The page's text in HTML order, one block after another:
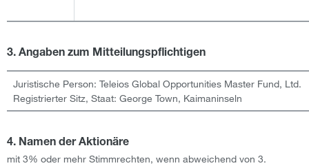
3. Angaben zum Mitteilungspflichtigen
Juristische Person: Teleios Global Opportunities Master Fund, Ltd.
Registrierter Sitz, Staat: George Town, Kaimaninseln
4. Namen der Aktionäre
mit 3% oder mehr Stimmrechten, wenn abweichend von 3.